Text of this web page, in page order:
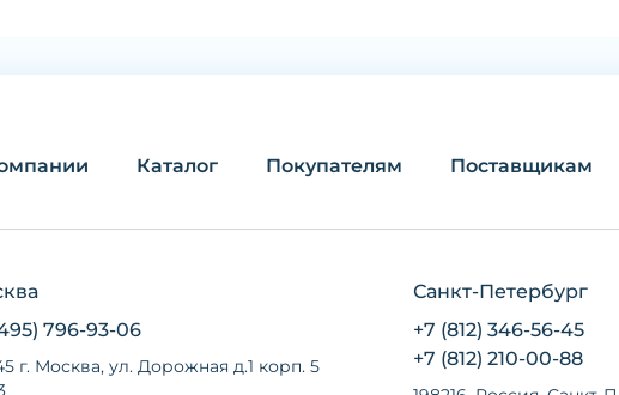
Каталог Покупателям Поставщикам
796-93-06
г. Москва, ул. Дорожная д.1 корп. 5
Санкт-Петербург
+7 (812) 346-56-45
+7 (812) 210-00-88